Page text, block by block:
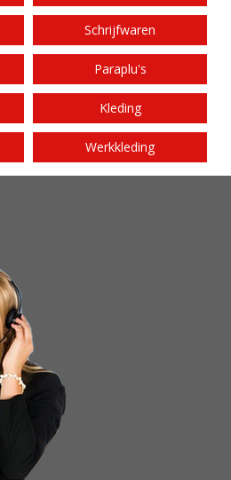
Schrijfwaren
Paraplu's
Kleding
Werkkleding